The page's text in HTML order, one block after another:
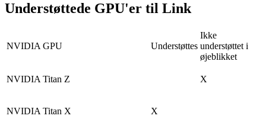
Understøttede GPU'er til Link
NVIDIA GPU Understøttes
Ikke
understøttet i
øjeblikket
NVIDIA Titan Z X
NVIDIA Titan X X